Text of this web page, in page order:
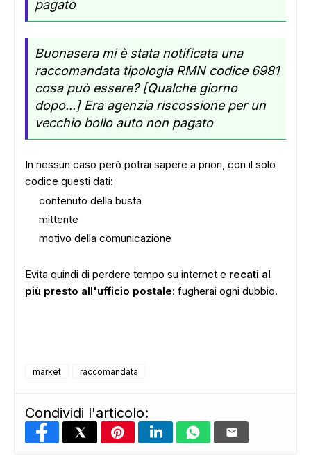
pagato
Buonasera mi è stata notificata una
raccomandata tipologia RMN codice 6981
cosa può essere? [Qualche giorno
dopo...] Era agenzia riscossione per un
vecchio bollo auto non pagato
In nessun caso però potrai sapere a priori, con il solo
codice questi dati:
contenuto della busta
mittente
motivo della comunicazione
Evita quindi di perdere tempo su internet e recati al
più presto all'ufficio postale: fugherai ogni dubbio.
market raccomandata
Condividi l'articolo: